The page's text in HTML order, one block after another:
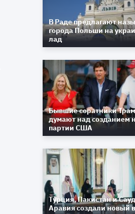
В Раде предлагают
города Польши на
лад
Бывшие соратники
думают над созданием
партии США
Турция, Пакистан и
Аравия создали новый